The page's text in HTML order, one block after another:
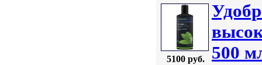
5100 руб.
500